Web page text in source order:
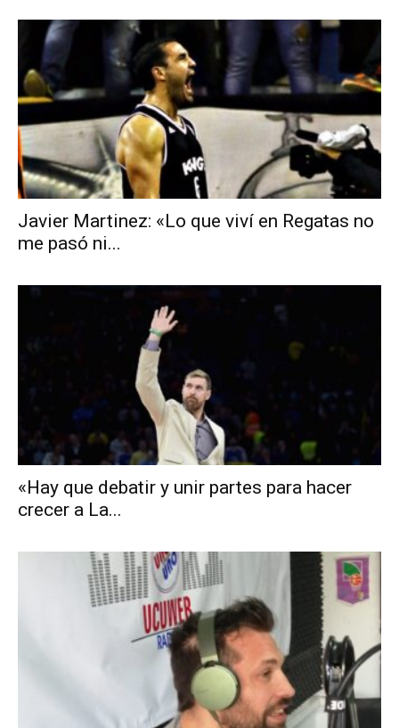
Javier Martinez: «Lo que viví en Regatas no
me pasó ni...
«Hay que debatir y unir partes para hacer
crecer a La...